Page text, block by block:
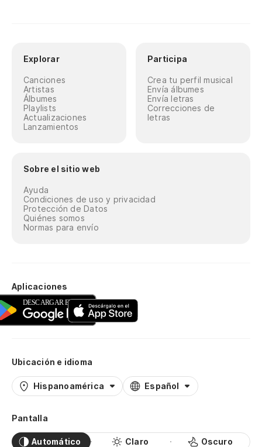
Explorar
Canciones
Artistas
Álbumes
Playlists
Actualizaciones
Lanzamientos
Participa
Crea tu perfil musical
Envía álbumes
Envía letras
Correcciones de
letras
Sobre el sitio web
Ayuda
Condiciones de uso y privacidad
Protección de Datos
Quiénes somos
Normas para envío
Aplicaciones
Ubicación e idioma
Hispanoamérica Español
Pantalla
Automático Claro Oscuro